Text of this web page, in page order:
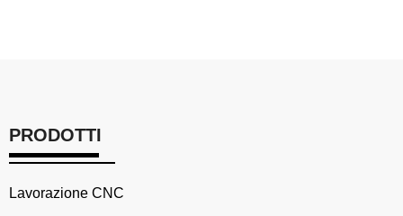
PRODOTTI
Lavorazione CNC